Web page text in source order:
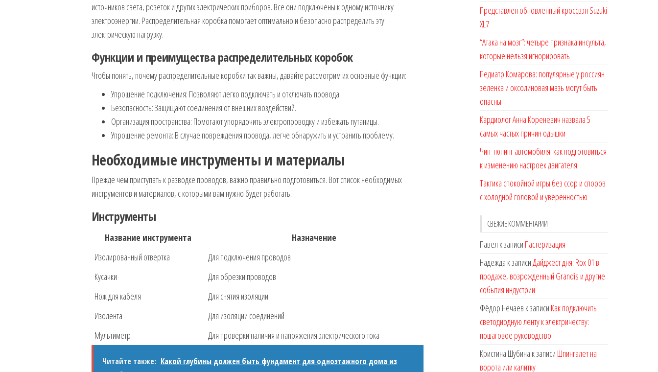
источников света, розеток и других электрических приборов. Все они подключены к одному источнику
электроэнергии. Распределительная коробка помогает оптимально и безопасно распределить эту
электрическую нагрузку.
Функции и преимущества распределительных коробок
Чтобы понять, почему распределительные коробки так важны, давайте рассмотрим их основные функции:
Упрощение подключения: Позволяют легко подключать и отключать провода.
Безопасность: Защищают соединения от внешних воздействий.
Организация пространства: Помогают упорядочить электропроводку и избежать путаницы.
Упрощение ремонта: В случае повреждения провода, легче обнаружить и устранить проблему.
Необходимые инструменты и материалы
Прежде чем приступать к разводке проводов, важно правильно подготовиться. Вот список необходимых
инструментов и материалов, с которыми вам нужно будет работать.
Инструменты
Название инструмента
Назначение
Изолированный отвертка
Для подключения проводов
Кусачки
Для обрезки проводов
Нож для кабеля
Для снятия изоляции
Изолента
Для изоляции соединений
Мультиметр
Для проверки наличия и напряжения электрического тока
Читайте также: Какой глубины должен быть фундамент для одноэтажного дома из
Представлен обновленный кроссвэн Suzuki
XL7
“Атака на мозг”: четыре признака инсульта,
которые нельзя игнорировать
Педиатр Комарова: популярные у россиян
зеленка и оксолиновая мазь могут быть
опасны
Кардиолог Анна Кореневич назвала 5
самых частых причин одышки
Чип-тюнинг автомобиля: как подготовиться
к изменению настроек двигателя
Тактика спокойной игры без ссор и споров
с холодной головой и уверенностью
СВЕЖИЕ КОММЕНТАРИИ
Павел к записи Пастеризация
Надежда к записиДайджест дня: Rox 01 в
продаже, возрожденный Grandis и другие
события индустрии
Фёдор Нечаев к записи Как подключить
светодиодную ленту к электричеству:
пошаговое руководство
Кристина Шубина к записи Шпингалет на
ворота или калитку